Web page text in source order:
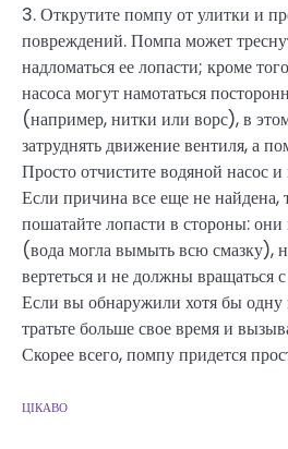
3. Открутите помпу от улитки и
повреждений. Помпа может
надломаться ее лопасти; кроме
насоса могут намотаться
(например, нитки или ворс), в
затруднять движение вентиля, а
Просто отчистите водяной насос и
Если причина все еще не найдена,
пошатайте лопасти в стороны:
(вода могла вымыть всю смазку),
вертеться и не должны вращаться
Если вы обнаружили хотя бы одну
тратьте больше свое время и
Скорее всего, помпу придется
ЦІКАВО